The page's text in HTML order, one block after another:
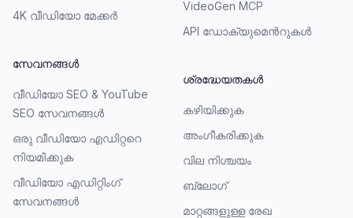
4K വീഡിയോ മേക്കർ
സേവനങ്ങൾ
വീഡിയോ SEO & YouTube
SEO സേവനങ്ങൾ
ഒരു വീഡിയോ എഡിറ്ററെ
നിയമിക്കുക
വീഡിയോ എഡിറ്റിംഗ്
സേവനങ്ങൾ
VideoGen MCP
API ഡോക്യുമെൻറുകൾ
ശ്രദ്ധേയതകൾ
കഴിയിക്കുക
അംഗീകരിക്കുക
വില നിശ്ചയം
ബ്ലോഗ്
മാറ്റങ്ങളുള്ള രേഖ